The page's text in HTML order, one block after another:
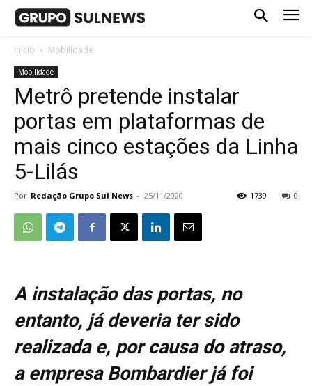
Início Mobilidade
Mobilidade
Metrô pretende instalar
portas em plataformas de
mais cinco estações da Linha
5-Lilás
Por Redação Grupo Sul News - 25/11/2020 0
1739
A instalação das portas, no
entanto, já deveria ter sido
realizada e, por causa do atraso,
a empresa Bombardier já foi